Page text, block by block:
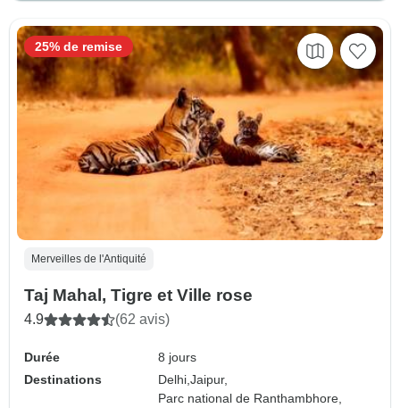
Merveilles de l'Antiquité
Taj Mahal, Tigre et Ville rose
4.9 (62 avis)
Durée
8 jours
Destinations
Delhi,Jaipur,
Parc national de Ranthambhore,
25% de remise